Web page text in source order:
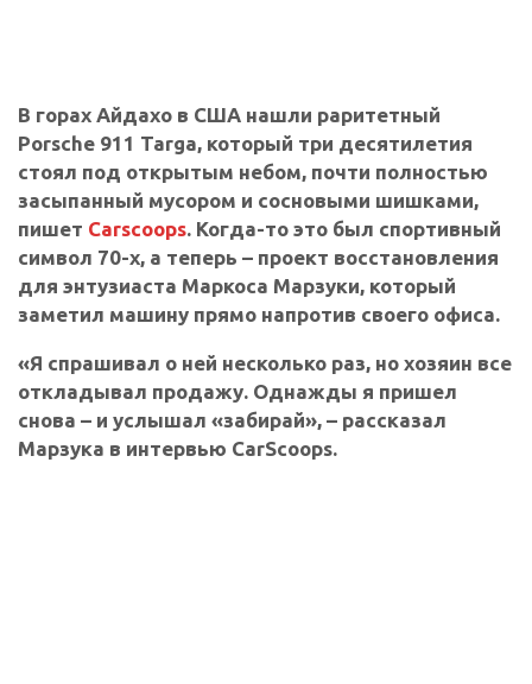
В горах Айдахо в США нашли раритетный
Porsche 911 Targa, который три десятилетия
стоял под открытым небом, почти полностью
засыпанный мусором и сосновыми шишками,
пишет Carscoops. Когда-то это был спортивный
символ 70-х, а теперь – проект восстановления
для энтузиаста Маркоса Марзуки, который
заметил машину прямо напротив своего офиса.
«Я спрашивал о ней несколько раз, но хозяин все
откладывал продажу. Однажды я пришел
снова – и услышал «забирай», – рассказал
Марзука в интервью CarScoops.